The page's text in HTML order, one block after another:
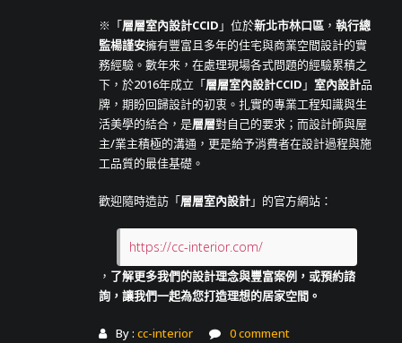
※「層層室內設計CCID 」位於新北市林口區 ， 執行總
監楊謹安擁有豐富且多年的住宅與商業空間設計的實
務經驗。數年來，在處理現場各式問題的經驗累積之
下，於2016年成立「層層室內設計CCID 」 室內設計品
牌，期盼回歸設計的初衷。扎實的專業工程知識與生
活美學的結合，是層層對自己的要求；而設計師與屋
主/業主積極的溝通，更是給予消費者在設計過程與施
工品質的最佳基礎。
歡迎隨時造訪「層層室內設計」的官方網站：
https://cc-interior.com/
， 了解更多我們的設計理念與豐富案例，或預約諮
詢，讓我們一起為您打造理想的居家空間。
By : cc-interior 0 comment